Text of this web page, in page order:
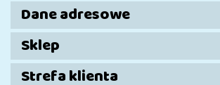
Dane adresowe
Sklep